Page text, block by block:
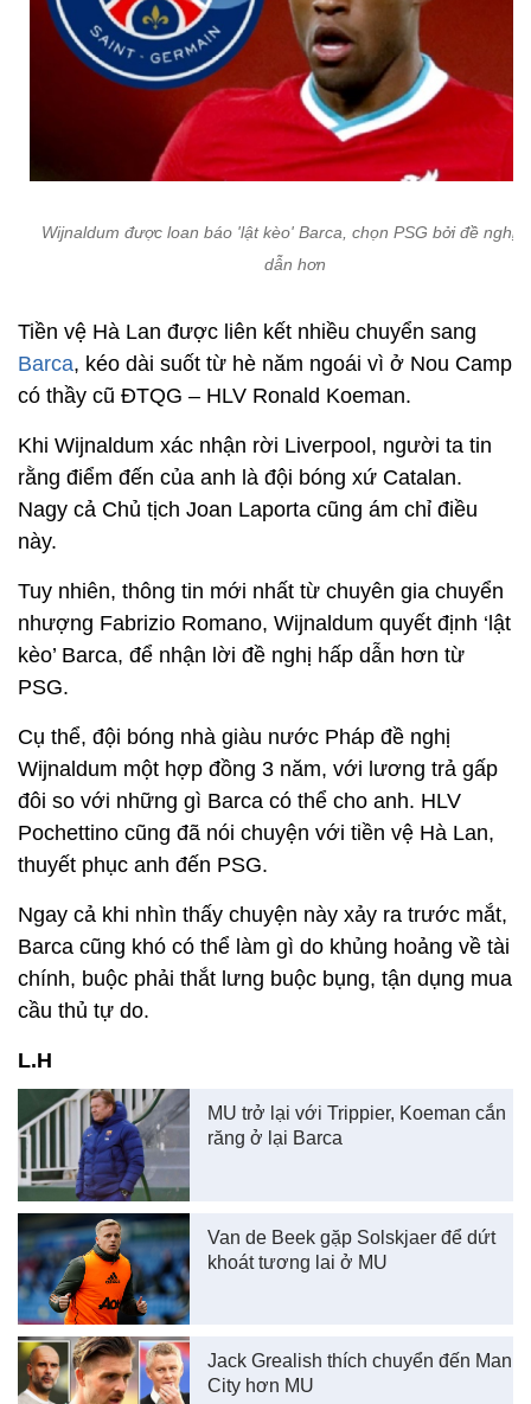
Wijnaldum được loan báo 'lật kèo' Barca, chọn PSG bởi đề nghị
dẫn hơn
Tiền vệ Hà Lan được liên kết nhiều chuyển sang
Barca, kéo dài suốt từ hè năm ngoái vì ở Nou Camp
có thầy cũ ĐTQG – HLV Ronald Koeman.
Khi Wijnaldum xác nhận rời Liverpool, người ta tin
rằng điểm đến của anh là đội bóng xứ Catalan.
Nagy cả Chủ tịch Joan Laporta cũng ám chỉ điều
này.
Tuy nhiên, thông tin mới nhất từ chuyên gia chuyển
nhượng Fabrizio Romano, Wijnaldum quyết định ‘lật
kèo’ Barca, để nhận lời đề nghị hấp dẫn hơn từ
PSG.
Cụ thể, đội bóng nhà giàu nước Pháp đề nghị
Wijnaldum một hợp đồng 3 năm, với lương trả gấp
đôi so với những gì Barca có thể cho anh. HLV
Pochettino cũng đã nói chuyện với tiền vệ Hà Lan,
thuyết phục anh đến PSG.
Ngay cả khi nhìn thấy chuyện này xảy ra trước mắt,
Barca cũng khó có thể làm gì do khủng hoảng về tài
chính, buộc phải thắt lưng buộc bụng, tận dụng mua
cầu thủ tự do.
L.H
MU trở lại với Trippier, Koeman cắn
răng ở lại Barca
Van de Beek gặp Solskjaer để dứt
khoát tương lai ở MU
Jack Grealish thích chuyển đến Man
City hơn MU